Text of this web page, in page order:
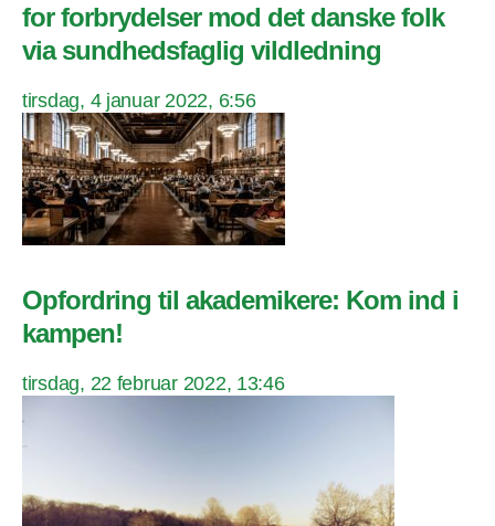
for forbrydelser mod det danske folk
via sundhedsfaglig vildledning
tirsdag, 4 januar 2022, 6:56
Opfordring til akademikere: Kom ind i
kampen!
tirsdag, 22 februar 2022, 13:46